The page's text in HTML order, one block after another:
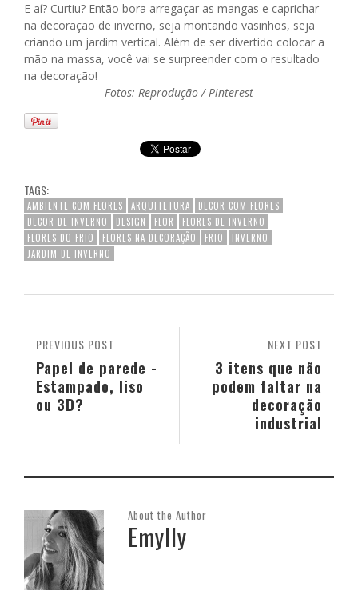
E aí? Curtiu? Então bora arregaçar as mangas e caprichar
na decoração de inverno, seja montando vasinhos, seja
criando um jardim vertical. Além de ser divertido colocar a
mão na massa, você vai se surpreender com o resultado
na decoração!
Fotos: Reprodução / Pinterest
TAGS:
AMBIENTE COM FLORES ARQUITETURA
DECOR COM FLORES
DECOR DE INVERNO
DESIGN FLOR
FLORES DE INVERNO
FLORES DO FRIO
FLORES NA DECORAÇÃO FRIO
INVERNO
JARDIM DE INVERNO
NEXT POST
3 itens que não
podem faltar na
decoração
industrial
PREVIOUS POST
Papel de parede -
Estampado, liso
ou 3D?
About the Author
Emylly